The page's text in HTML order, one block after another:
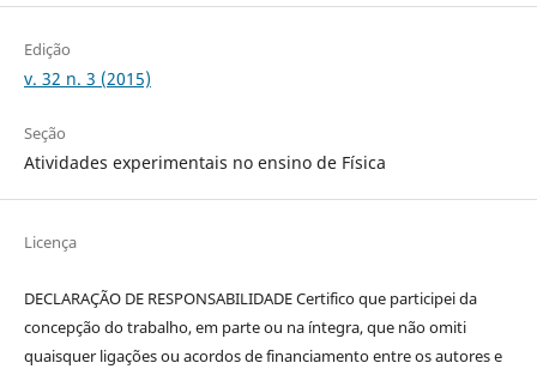
Edição
v. 32 n. 3 (2015)
Seção
Atividades experimentais no ensino de Física
Licença
DECLARAÇÃO DE RESPONSABILIDADE Certifico que participei da
concepção do trabalho, em parte ou na íntegra, que não omiti
quaisquer ligações ou acordos de financiamento entre os autores e